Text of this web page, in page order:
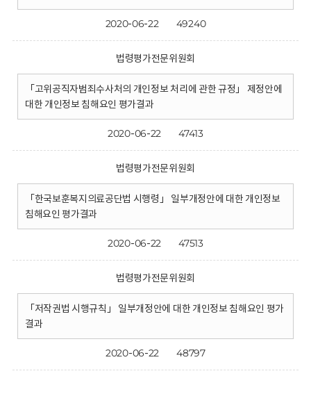
2020-06-22 49240
법령평가전문위원회
「고위공직자범죄수사처의 개인정보 처리에 관한 규정」 제정안에
대한 개인정보 침해요인 평가결과
2020-06-22 47413
법령평가전문위원회
「한국보훈복지의료공단법 시행령」 일부개정안에 대한 개인정보
침해요인 평가결과
2020-06-22 47513
법령평가전문위원회
「저작권법 시행규칙」 일부개정안에 대한 개인정보 침해요인 평가
결과
2020-06-22 48797